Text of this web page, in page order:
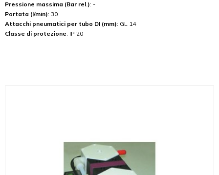
Pressione massima (Bar rel.): -
Portata (l/min): 30
Attacchi pneumatici per tubo DI (mm): GL 14
Classe di protezione: IP 20